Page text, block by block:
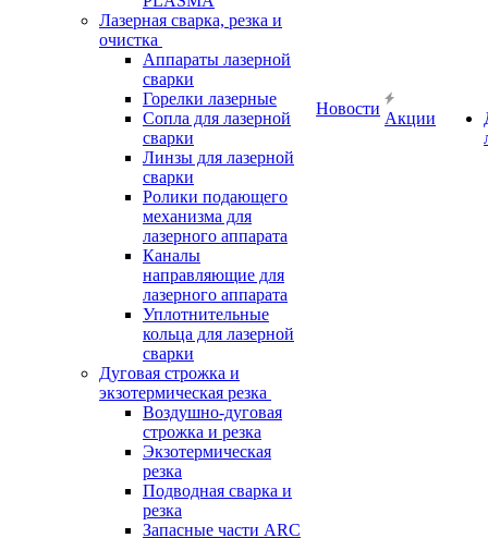
Лазерная сварка, резка и
очистка
Аппараты лазерной
сварки
Горелки лазерные
Сопла для лазерной
сварки
Линзы для лазерной
сварки
Ролики подающего
механизма для
лазерного аппарата
Каналы
направляющие для
лазерного аппарата
Уплотнительные
кольца для лазерной
сварки
Дуговая строжка и
экзотермическая резка
Воздушно-дуговая
строжка и резка
Экзотермическая
резка
Подводная сварка и
резка
Запасные части ARC
Новости
Акции